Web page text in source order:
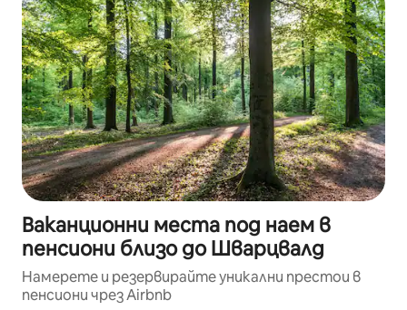
Ваканционни места под наем в
пенсиони близо до Шварцвалд
Намерете и резервирайте уникални престои в
пенсиони чрез Airbnb